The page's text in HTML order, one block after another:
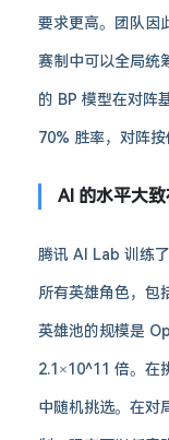
要求更高。团队因
赛制中可以全局统
的 BP 模型在对阵
70% 胜率，对阵按
AI 的水平大
腾讯 AI Lab 训练
所有英雄角色，包
英雄池的规模是
2.1×10^11 倍。在
中随机挑选。在对